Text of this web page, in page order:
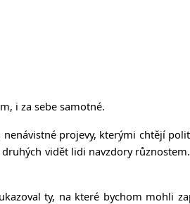
i za sebe samotné.
projevy, kterými chtějí
vidět lidi navzdory
ty, na které bychom mohli